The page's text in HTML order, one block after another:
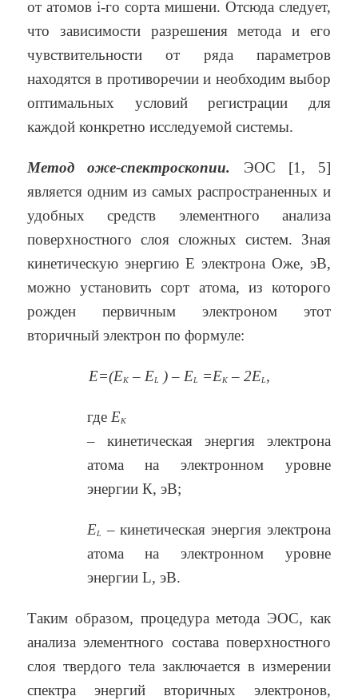
от атомов i-го сорта мишени. Отсюда следует,
что зависимости разрешения метода и его
чувствительности от ряда параметров
находятся в противоречии и необходим выбор
оптимальных условий регистрации для
каждой конкретно исследуемой системы.
Метод оже-спектроскопии. ЭОС [1, 5]
является одним из самых распространенных и
удобных средств элементного анализа
поверхностного слоя сложных систем. Зная
кинетическую энергию Е электрона Оже, эВ,
можно установить сорт атома, из которого
рожден первичным электроном этот
вторичный электрон по формуле:
Е=(ЕК– ЕL ) – EL =EK– 2EL,
где ЕК
– кинетическая энергия электрона
атома на электронном уровне
энергии К, эВ;
EL
– кинетическая энергия электрона
атома на электронном уровне
энергии L, эВ.
Таким образом, процедура метода ЭОС, как
анализа элементного состава поверхностного
слоя твердого тела заключается в измерении
спектра энергий вторичных электронов,